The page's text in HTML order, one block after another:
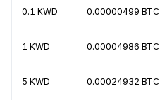
0.1 KWD 0.00000499 BTC
1 KWD 0.00004986 BTC
5 KWD 0.00024932 BTC